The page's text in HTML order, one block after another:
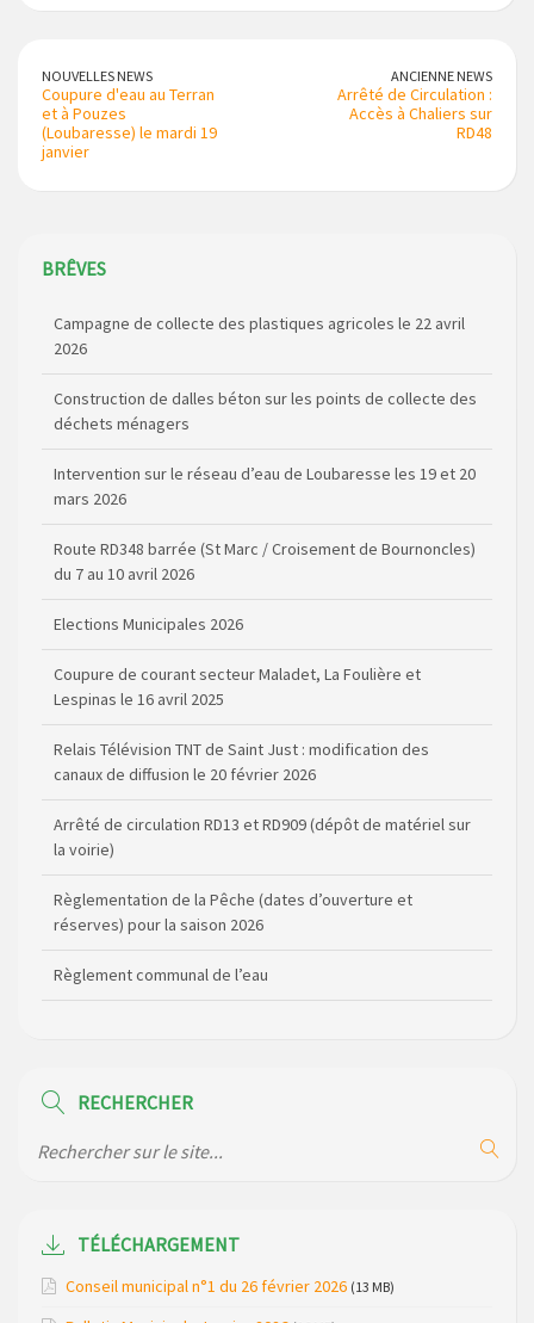
NOUVELLES NEWS
Coupure d'eau au Terran
et à Pouzes
(Loubaresse) le mardi 19
janvier
ANCIENNE NEWS
Arrêté de Circulation :
Accès à Chaliers sur
RD48
BRÊVES
Campagne de collecte des plastiques agricoles le 22 avril
2026
Construction de dalles béton sur les points de collecte des
déchets ménagers
Intervention sur le réseau d’eau de Loubaresse les 19 et 20
mars 2026
Route RD348 barrée (St Marc / Croisement de Bournoncles)
du 7 au 10 avril 2026
Elections Municipales 2026
Coupure de courant secteur Maladet, La Foulière et
Lespinas le 16 avril 2025
Relais Télévision TNT de Saint Just : modification des
canaux de diffusion le 20 février 2026
Arrêté de circulation RD13 et RD909 (dépôt de matériel sur
la voirie)
Règlementation de la Pêche (dates d’ouverture et
réserves) pour la saison 2026
Règlement communal de l’eau
de la gendarmerie
Modification de gestion du camping de Saint Just, ses
bungalows bois, ses chalets et sa piscine
RECHERCHER
TÉLÉCHARGEMENT
Conseil municipal n°1 du 26 février 2026 (13 MB)